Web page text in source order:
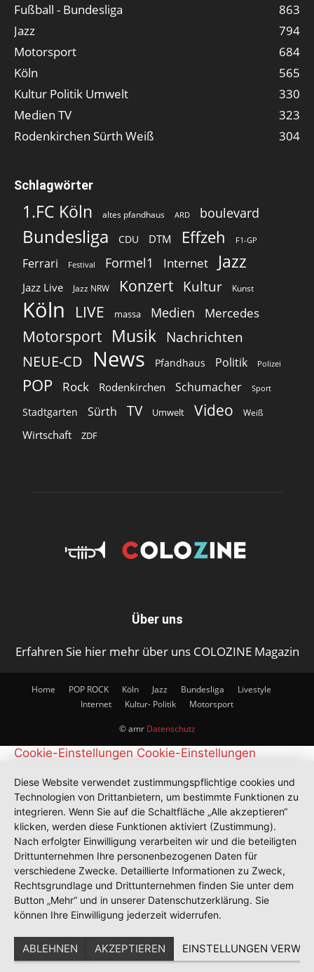
Fußball - Bundesliga
863
Jazz
794
Motorsport
684
Köln
565
Kultur Politik Umwelt
330
Medien TV
323
Rodenkirchen Sürth Weiß
304
Schlagwörter
1.FC Köln altes pfandhaus ARD boulevard
Bundesliga CDU DTM Effzeh F1-GP
Ferrari Festival Formel1 Internet Jazz
Jazz Live Jazz NRW Konzert Kultur Kunst
Köln LIVE massa Medien Mercedes
Motorsport Musik Nachrichten
NEUE-CD
News Pfandhaus Politik Polizei
POP Rock Rodenkirchen Schumacher Sport
Stadtgarten Sürth TV Umwelt Video Weiß
Wirtschaft ZDF
Über uns
Erfahren Sie hier mehr über uns COLOZINE Magazin
Home POP ROCK Köln Jazz Bundesliga
Livestyle
Internet
Kultur- Politik Motorsport
© amr Datenschutz
Cookie-Einstellungen Cookie-Einstellungen
Diese Website verwendet zustimmungspflichtige cookies und
Technologien von Drittanbietern, um bestimmte Funktionen zu
integrieren. Wenn Sie auf die Schaltfläche „Alle akzeptieren“
klicken, werden diese Funktionen aktiviert (Zustimmung).
Nach erfolgter Einwilligung verarbeiten wir und die beteiligten
Drittunternehmen Ihre personenbezogenen Daten für
verschiedene Zwecke. Detaillierte Informationen zu Zweck,
Rechtsgrundlage und Drittunternehmen finden Sie unter dem
Button „Mehr“ und in unserer Datenschutzerklärung. Sie
können Ihre Einwilligung jederzeit widerrufen.
ABLEHNEN AKZEPTIEREN EINSTELLUNGEN